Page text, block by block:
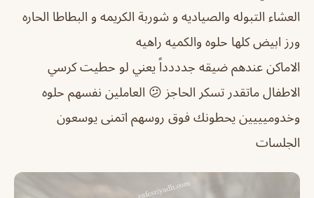
العشاء التبوله والصياديه و شوربة الكريمه و البطاطا الحاره
ورز ابيض كلها حلوه والكميه راهيه
الاماكن عندهم ضيقه جدددداً يعني لو حطيت كرسي
الاطفال ماتقدر تسكر الحاجز 😕 العاملين نفسهم حلوه
وخدوميييين يحطونك فوق روسهم اتمنى يوسعون
الجلسات